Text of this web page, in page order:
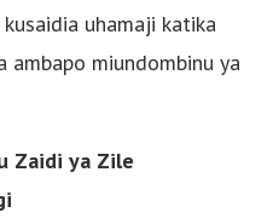
uhamaji katika
ambapo miundombinu ya
Zaidi ya Zile